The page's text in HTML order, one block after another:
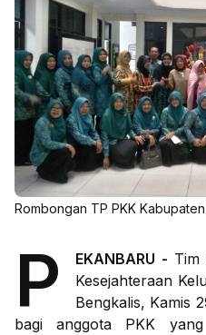
Rombongan TP PKK
P EKANBARU - Tim
Kesejahteraan
Bengkalis, Kamis
bagi anggota PKK